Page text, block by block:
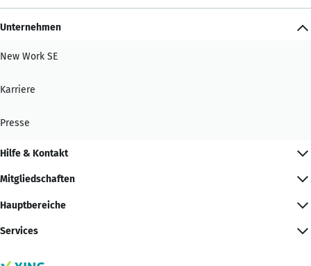
Unternehmen
New Work SE
Karriere
Presse
Hilfe & Kontakt
Mitgliedschaften
Hauptbereiche
Services